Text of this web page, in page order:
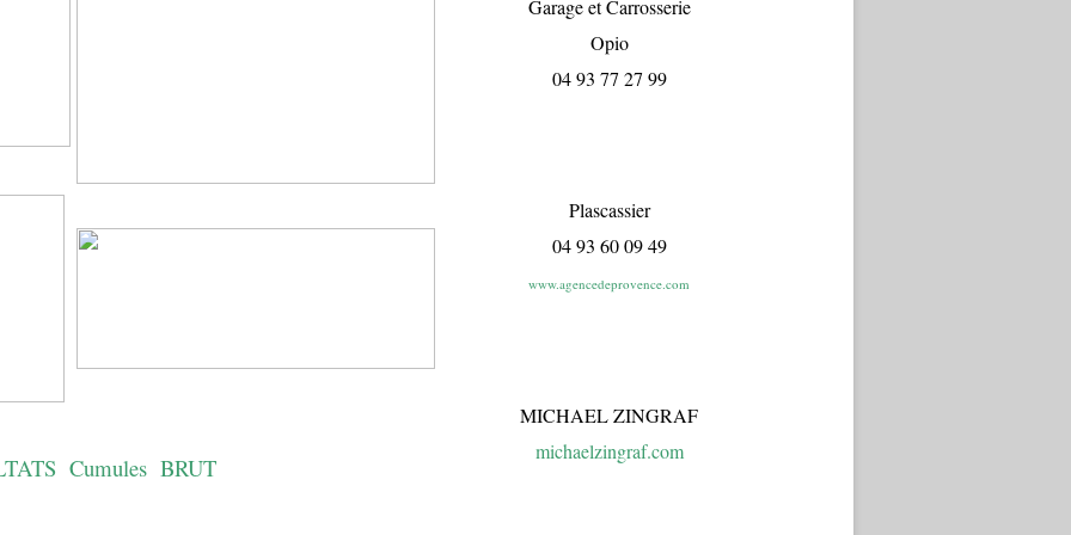
Cumules BRUT
Garage et Carrosserie
Opio
04 93 77 27 99
Plascassier
04 93 60 09 49
www.agencedeprovence.com
MICHAEL ZINGRAF
michaelzingraf.com